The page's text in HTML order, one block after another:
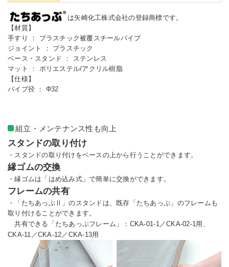
は矢崎化工株式会社の登録商標です。
【材質】
手すり ： プラスチック被覆スチールパイプ
ジョイント ： プラスチック
ベース・スタンド ： ステンレス
マット ： ポリエステル/アクリル樹脂
【仕様】
パイプ径 ： Φ32
組立・メンテナンス性も向上
スタンドの取り付け
・スタンドの取り付けをベースの上から行うことができます。
縁ゴムの交換
・縁ゴムは「はめ込み式」で簡単に交換ができます。
フレームの共有
・「たちあっぷⅡ」のスタンドは、既存「たちあっぷ」のフレームも
取り付けることができます。
共有できる「たちあっぷフレーム」：CKA-01-1／CKA-02-1用、
CKA-11／CKA-12／CKA-13用